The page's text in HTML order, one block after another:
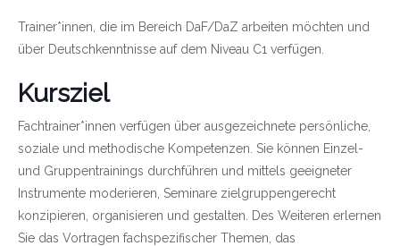
Trainer*innen, die im Bereich DaF/DaZ arbeiten möchten und
über Deutschkenntnisse auf dem Niveau C1 verfügen.
Kursziel
Fachtrainer*innen verfügen über ausgezeichnete persönliche,
soziale und methodische Kompetenzen. Sie können Einzel-
und Gruppentrainings durchführen und mittels geeigneter
Instrumente moderieren, Seminare zielgruppengerecht
konzipieren, organisieren und gestalten. Des Weiteren erlernen
Sie das Vortragen fachspezifischer Themen, das